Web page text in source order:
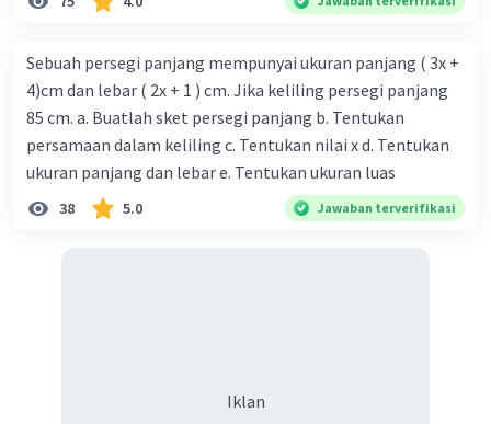
Sebuah persegi panjang mempunyai ukuran panjang ( 3x +
4)cm dan lebar ( 2x + 1 ) cm. Jika keliling persegi panjang
85 cm. a. Buatlah sket persegi panjang b. Tentukan
persamaan dalam keliling c. Tentukan nilai x d. Tentukan
ukuran panjang dan lebar e. Tentukan ukuran luas
38 5.0 Jawaban terverifikasi
Iklan